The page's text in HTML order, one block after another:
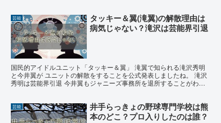
芸能
タッキー＆翼(滝翼)の解散理由は
病気じゃない？滝沢は芸能界引退
国民的アイドルユニット「タッキー＆翼」 滝翼で知られる滝沢秀明
と今井翼が ユニットの解散をすることを公式発表しましたね。 滝沢
秀明は芸能界引退 今井翼もジャニーズ事務所を退所することがわか
芸能
井手らっきょの野球専門学校は熊
本のどこ？プロ入りしたのは誰？